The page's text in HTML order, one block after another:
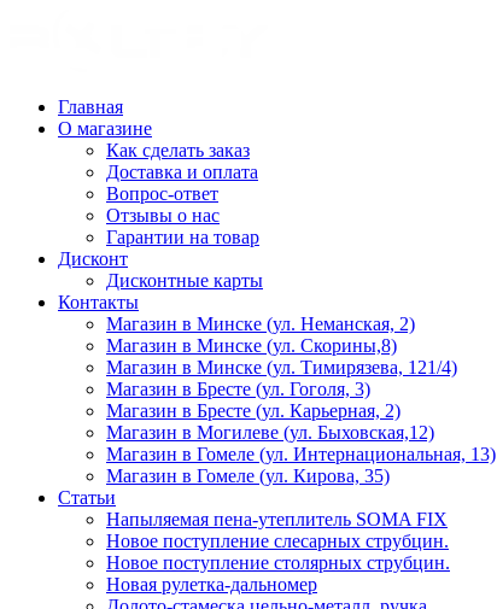
Главная
О магазине
Как сделать заказ
Доставка и оплата
Вопрос-ответ
Отзывы о нас
Гарантии на товар
Дисконт
Дисконтные карты
Контакты
Магазин в Минске (ул. Неманская, 2)
Магазин в Минске (ул. Скорины,8)
Магазин в Минске (ул. Тимирязева, 121/4)
Магазин в Бресте (ул. Гоголя, 3)
Магазин в Бресте (ул. Карьерная, 2)
Магазин в Могилеве (ул. Быховская,12)
Магазин в Гомеле (ул. Интернациональная, 13)
Магазин в Гомеле (ул. Кирова, 35)
Статьи
Напыляемая пена-утеплитель SOMA FIX
Новое поступление слесарных струбцин.
Новое поступление столярных струбцин.
Новая рулетка-дальномер